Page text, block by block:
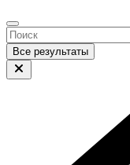
Все результаты